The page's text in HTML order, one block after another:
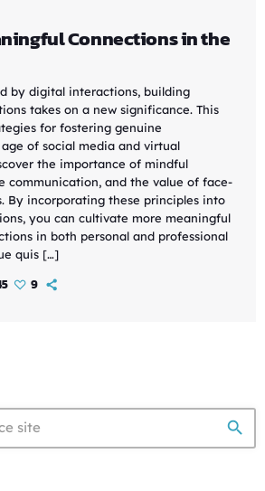
Connections in the
by digital interactions, building
takes on a new significance. This
for fostering genuine
of social media and virtual
the importance of mindful
communication, and the value of face-
By incorporating these principles into
you can cultivate more meaningful
in both personal and professional
quis […]
9
search